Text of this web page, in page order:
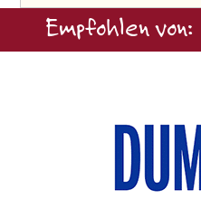
Empfohlen von: